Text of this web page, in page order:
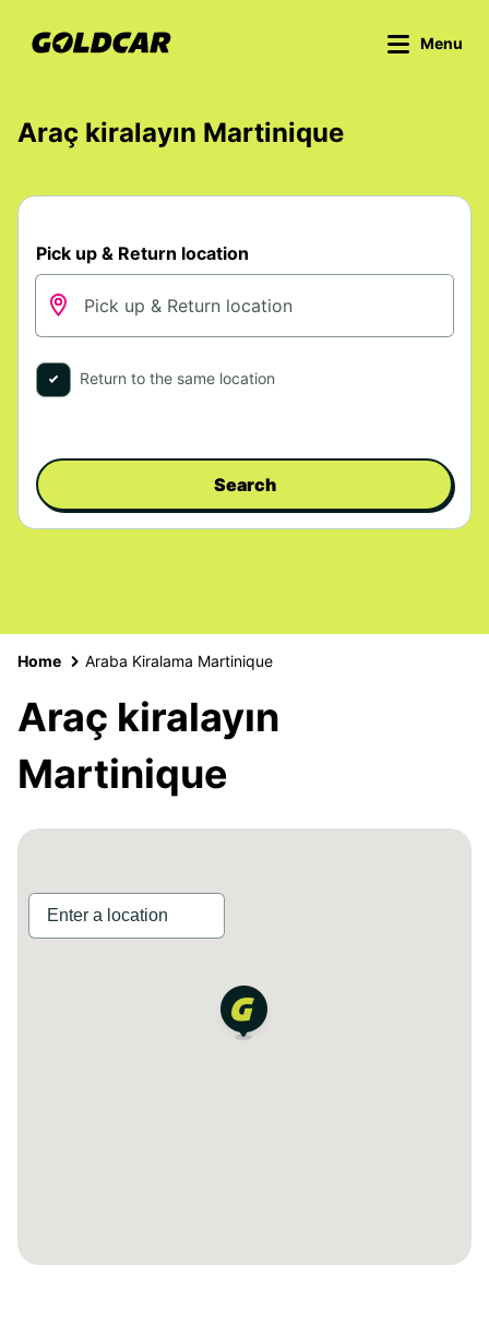
Menu
Araç kiralayın Martinique
Pick up & Return location
Return to the same location
Search
Home Araba Kiralama Martinique
Araç kiralayın
Martinique